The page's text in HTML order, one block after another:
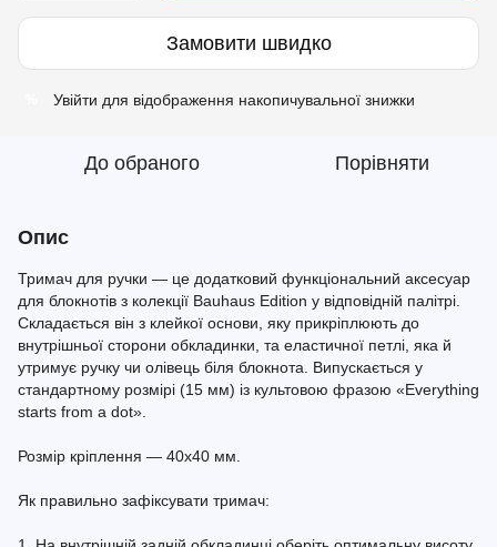
Замовити швидко
Увійти для відображення накопичувальної знижки
До обраного Порівняти
Опис
Тримач для ручки — це додатковий функціональний аксесуар
для блокнотів з колекції Bauhaus Edition у відповідній палітрі.
Складається він з клейкої основи, яку прикріплюють до
внутрішньої сторони обкладинки, та еластичної петлі, яка й
утримує ручку чи олівець біля блокнота. Випускається у
стандартному розмірі (15 мм) із культовою фразою «Everything
starts from a dot».
Розмір кріплення — 40x40 мм.
Як правильно зафіксувати тримач: